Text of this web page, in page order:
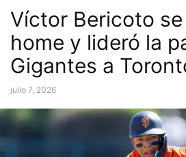
Víctor Bericoto
home y lideró la
Gigantes a
julio 7, 2026